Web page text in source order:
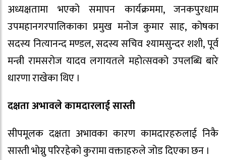
अध्यक्षतामा भएको समापन कार्यक्रममा, जनकपुरधाम
उपमहानगरपालिकाका प्रमुख मनोज कुमार साह, कोषका
सदस्य नित्यानन्द मण्डल, सदस्य सचिव श्यामसुन्दर शशी, पूर्व
मन्त्री रामसरोज यादव लगायतले महोत्सवको उपलब्धि बारे
धारणा राखेका थिए ।
दक्षता अभावले कामदारलाई सास्ती
सीपमूलक दक्षता अभावका कारण कामदारहरुलाई निकै
सास्ती भोग्नु परिरहेको कुरामा वक्ताहरुले जोड दिएका छन ।